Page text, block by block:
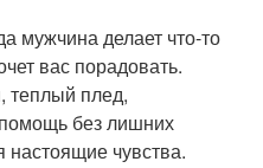
мужчина делает что-то
вас порадовать.
теплый плед,
без лишних
чувства.